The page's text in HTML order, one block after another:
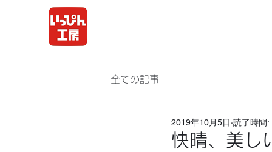
全ての記事
快晴、美し
2019年10月5日 読了時間: